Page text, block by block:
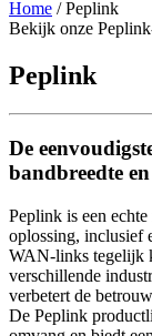
Home / Peplink
Bekijk onze
Peplink
De
bandbreedte
Peplink is een
oplossing, inclusief
WAN-links tegelijk
verschillende
verbetert de
De Peplink